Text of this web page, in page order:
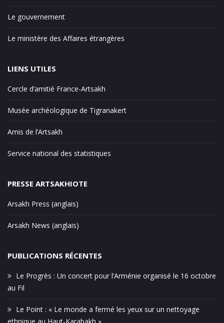
Le gouvernement
Le ministère des Affaires étrangères
LIENS UTILES
Cercle d’amitié France-Artsakh
Musée archéologique de Tigranakert
Amis de l’Artsakh
Service national des statistiques
PRESSE ARTSAKHIOTE
Arsakh Press (anglais)
Arsakh News (anglais)
PUBLICATIONS RÉCENTES
Le Progrès : Un concert pour l’Arménie organisé le 16 octobre
au Fil
Le Point : « Le monde a fermé les yeux sur un nettoyage